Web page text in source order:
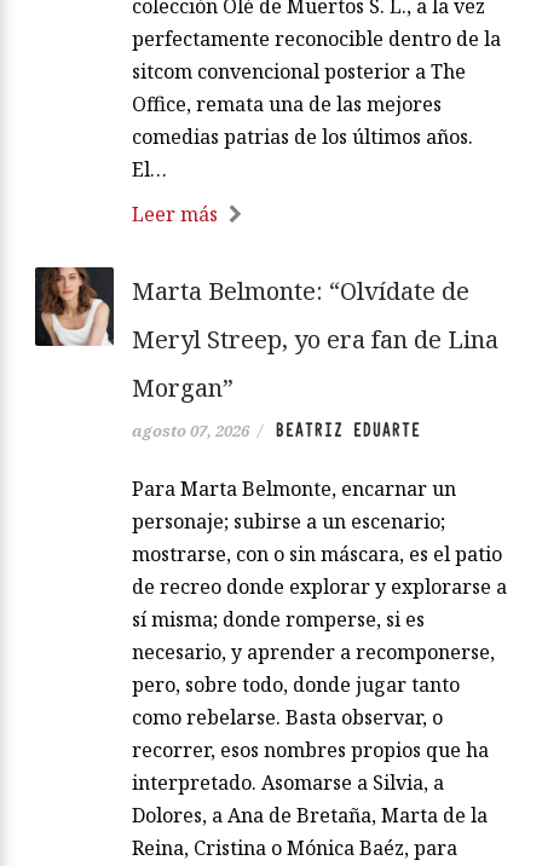
colección Olé de Muertos S. L., a la vez
perfectamente reconocible dentro de la
sitcom convencional posterior a The
Office, remata una de las mejores
comedias patrias de los últimos años.
El…
Leer más
Marta Belmonte: “Olvídate de
Meryl Streep, yo era fan de Lina
Morgan”
agosto 07, 2026 / BEATRIZ EDUARTE
Para Marta Belmonte, encarnar un
personaje; subirse a un escenario;
mostrarse, con o sin máscara, es el patio
de recreo donde explorar y explorarse a
sí misma; donde romperse, si es
necesario, y aprender a recomponerse,
pero, sobre todo, donde jugar tanto
como rebelarse. Basta observar, o
recorrer, esos nombres propios que ha
interpretado. Asomarse a Silvia, a
Dolores, a Ana de Bretaña, Marta de la
Reina, Cristina o Mónica Baéz, para